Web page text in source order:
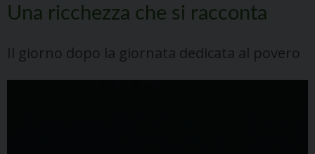
content
Una ricchezza che si racconta
Il giorno dopo la giornata dedicata al povero